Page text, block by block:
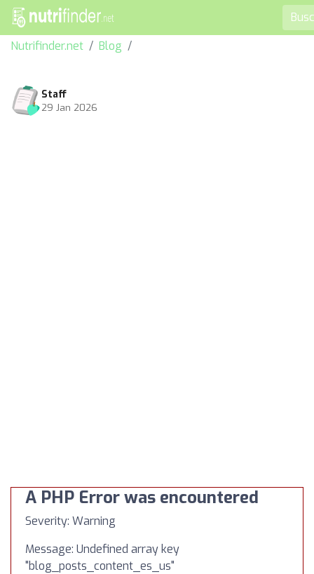
Nutrifinder.net Blog
Staff
29 Jan 2026
A PHP Error was encountered
Severity: Warning
Message: Undefined array key
"blog_posts_content_es_us"